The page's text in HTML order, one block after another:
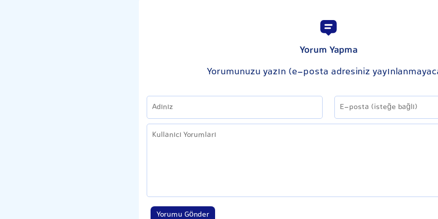
Yorum Yapma
Yorumunuzu yazın (e-posta adresiniz
Yorumu Gönder